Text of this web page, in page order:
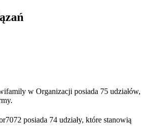
w Organizacji posiada 75 udziałów,
posiada 74 udziały, które stanowią